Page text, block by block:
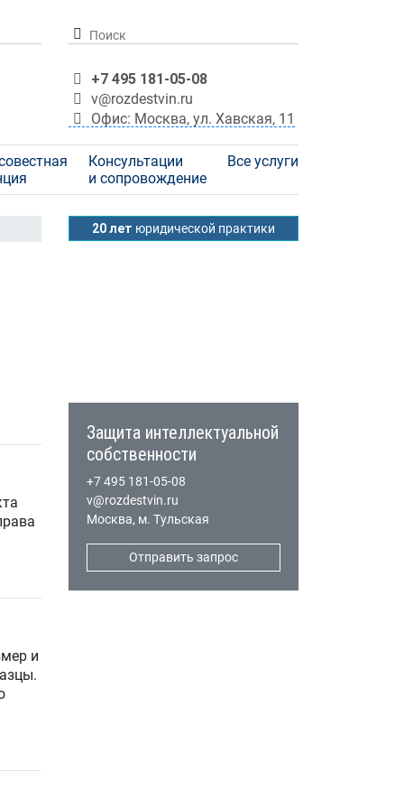
+7 495 181-05-08
v@rozdestvin.ru
Офис: Москва, ул. Хавская, 11
Консультации
и сопровождение
Все услуги
20 лет юридической практики
Защита интеллектуальной
собственности
+7 495 181-05-08
v@rozdestvin.ru
Москва, м. Тульская
Отправить запрос
и